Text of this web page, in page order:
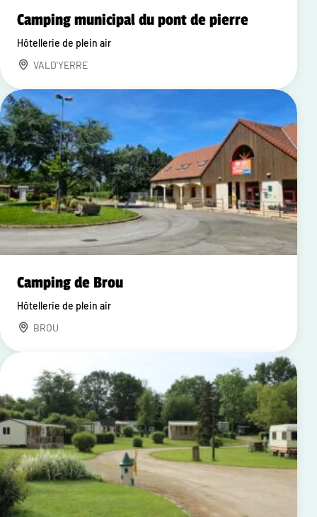
Camping municipal du pont de pierre
Hôtellerie de plein air
VALD'YERRE
Camping de Brou
Hôtellerie de plein air
BROU